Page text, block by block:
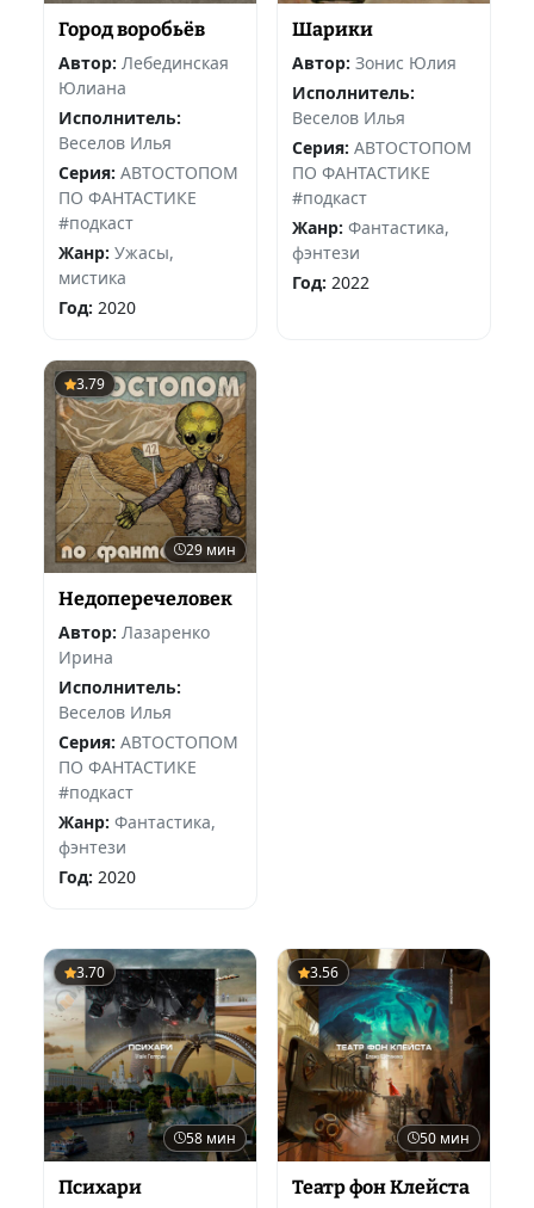
Город воробьёв
Автор: Лебединская
Юлиана
Исполнитель:
Веселов Илья
Серия: АВТОСТОПОМ
ПО ФАНТАСТИКЕ
#подкаст
Жанр: Ужасы,
мистика
Год: 2020
Шарики
Автор: Зонис Юлия
Исполнитель:
Веселов Илья
Серия: АВТОСТОПОМ
ПО ФАНТАСТИКЕ
#подкаст
Жанр: Фантастика,
фэнтези
Год: 2022
3.79
29 мин
Недоперечеловек
Автор: Лазаренко
Ирина
Исполнитель:
Веселов Илья
Серия: АВТОСТОПОМ
ПО ФАНТАСТИКЕ
#подкаст
Жанр: Фантастика,
фэнтези
Год: 2020
3.70
58 мин
Психари
3.56
50 мин
Театр фон Клейста